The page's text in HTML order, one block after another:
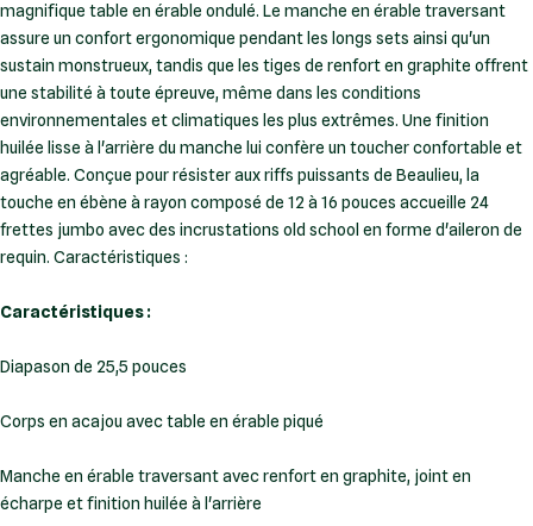
magnifique table en érable ondulé. Le manche en érable traversant
assure un confort ergonomique pendant les longs sets ainsi qu'un
sustain monstrueux, tandis que les tiges de renfort en graphite offrent
une stabilité à toute épreuve, même dans les conditions
environnementales et climatiques les plus extrêmes. Une finition
huilée lisse à l'arrière du manche lui confère un toucher confortable et
agréable. Conçue pour résister aux riffs puissants de Beaulieu, la
touche en ébène à rayon composé de 12 à 16 pouces accueille 24
frettes jumbo avec des incrustations old school en forme d'aileron de
requin. Caractéristiques :
Caractéristiques :
Diapason de 25,5 pouces
Corps en acajou avec table en érable piqué
Manche en érable traversant avec renfort en graphite, joint en
écharpe et finition huilée à l'arrière